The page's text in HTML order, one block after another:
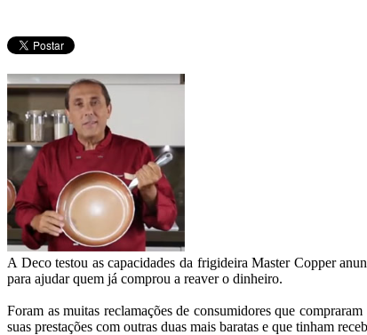
A Deco testou as capacidades da frigideira Master Copper
para ajudar quem já comprou a reaver o dinheiro.
Foram as muitas reclamações de consumidores que
suas prestações com outras duas mais baratas e que tinham